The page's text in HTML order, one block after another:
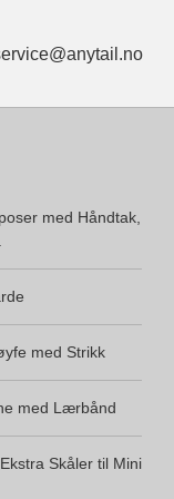
med Håndtak,
med Strikk
med Lærbånd
Skåler til Mini